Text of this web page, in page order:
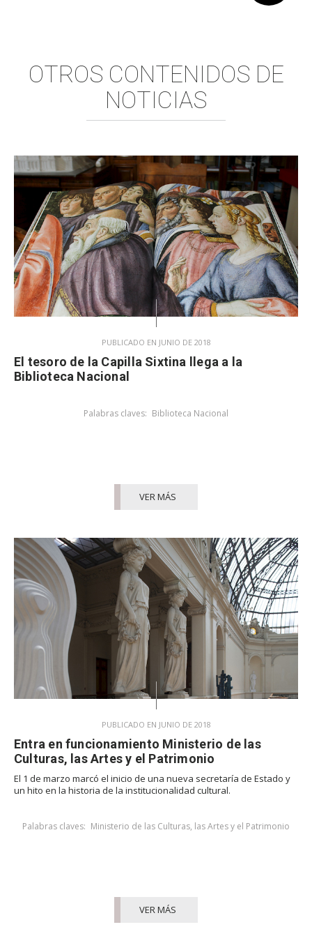
OTROS CONTENIDOS DE
NOTICIAS
PUBLICADO EN JUNIO DE 2018
El tesoro de la Capilla Sixtina llega a la
Biblioteca Nacional
Palabras claves: Biblioteca Nacional
VER MÁS
PUBLICADO EN JUNIO DE 2018
Entra en funcionamiento Ministerio de las
Culturas, las Artes y el Patrimonio
El 1 de marzo marcó el inicio de una nueva secretaría de Estado y
un hito en la historia de la institucionalidad cultural.
Palabras claves: Ministerio de las Culturas, las Artes y el Patrimonio
VER MÁS